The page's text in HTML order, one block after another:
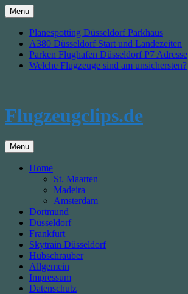
Skip
to
content
Menu
Planespotting Düsseldorf Parkhaus
A380 Düsseldorf Start und Landezeiten
Parken Flughafen Düsseldorf P7 Adresse
Welche Flugzeuge sind am unsichersten?
Flugzeugclips.de
Menu
Home
St. Maarten
Madeira
Amsterdam
Dortmund
Düsseldorf
Frankfurt
Skytrain Düsseldorf
Hubschrauber
Allgemein
Impressum
Datenschutz